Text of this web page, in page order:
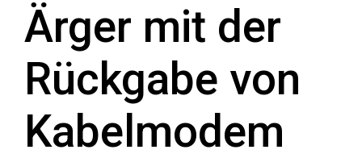
Ärger mit der
Rückgabe von
Kabelmodem